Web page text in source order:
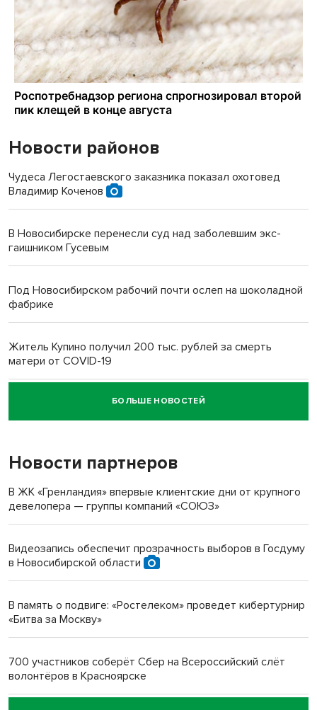
Новости районов
Чудеса Легостаевского заказника показал охотовед
Владимир Коченов
В Новосибирске перенесли суд над заболевшим экс-
гаишником Гусевым
Под Новосибирском рабочий почти ослеп на шоколадной
фабрике
Житель Купино получил 200 тыс. рублей за смерть
матери от COVID-19
Новосибирский суд наказал водителя за смерть
пенсионерки на вокзале
«Мы живём на пастбище!»: в новосибирском селе лошади
терроризируют жителей
Инвалид получил условный срок за избиение врачей
Новосибирский преподаватель с женой вошли в топ-16
Обновлённое отделение ВТБ открылось в Искитиме
БОЛЬШЕ НОВОСТЕЙ
Новости партнеров
В ЖК «Гренландия» впервые клиентские дни от крупного
девелопера — группы компаний «СОЮЗ»
Видеозапись обеспечит прозрачность выборов в Госдуму
в Новосибирской области
В память о подвиге: «Ростелеком» проведет кибертурнир
«Битва за Москву»
700 участников соберёт Сбер на Всероссийский слёт
волонтёров в Красноярске